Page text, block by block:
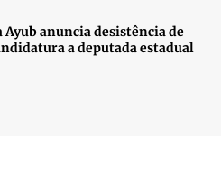
Ayub anuncia desistência de
a deputada estadual